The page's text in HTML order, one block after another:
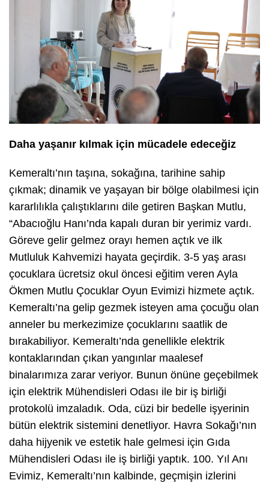
Daha yaşanır kılmak için mücadele edeceğiz
Kemeraltı’nın taşına, sokağına, tarihine sahip
çıkmak; dinamik ve yaşayan bir bölge olabilmesi için
kararlılıkla çalıştıklarını dile getiren Başkan Mutlu,
“Abacıoğlu Hanı’nda kapalı duran bir yerimiz vardı.
Göreve gelir gelmez orayı hemen açtık ve ilk
Mutluluk Kahvemizi hayata geçirdik. 3-5 yaş arası
çocuklara ücretsiz okul öncesi eğitim veren Ayla
Ökmen Mutlu Çocuklar Oyun Evimizi hizmete açtık.
Kemeraltı’na gelip gezmek isteyen ama çocuğu olan
anneler bu merkezimize çocuklarını saatlik de
bırakabiliyor. Kemeraltı’nda genellikle elektrik
kontaklarından çıkan yangınlar maalesef
binalarımıza zarar veriyor. Bunun önüne geçebilmek
için elektrik Mühendisleri Odası ile bir iş birliği
protokolü imzaladık. Oda, cüzi bir bedelle işyerinin
bütün elektrik sistemini denetliyor. Havra Sokağı’nın
daha hijyenik ve estetik hale gelmesi için Gıda
Mühendisleri Odası ile iş birliği yaptık. 100. Yıl Anı
Evimiz, Kemeraltı’nın kalbinde, geçmişin izlerini